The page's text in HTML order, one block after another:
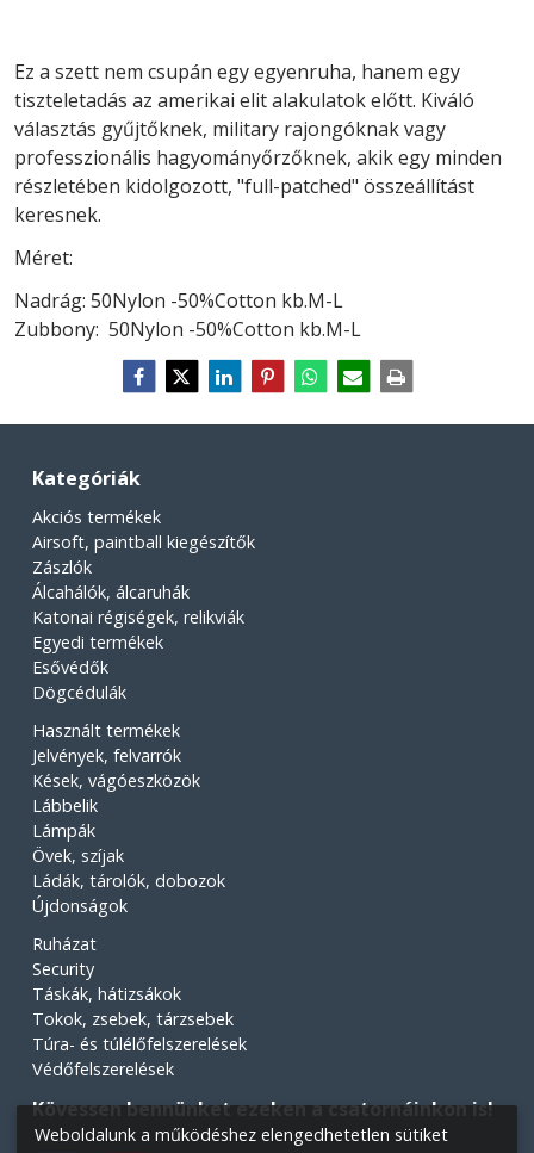
Ez a szett nem csupán egy egyenruha, hanem egy
tiszteletadás az amerikai elit alakulatok előtt. Kiváló
választás gyűjtőknek, military rajongóknak vagy
professzionális hagyományőrzőknek, akik egy minden
részletében kidolgozott, "full-patched" összeállítást
keresnek.
Méret:
Nadrág: 50Nylon -50%Cotton kb.M-L
Zubbony: 50Nylon -50%Cotton kb.M-L
Kategóriák
Akciós termékek
Airsoft, paintball kiegészítők
Zászlók
Álcahálók, álcaruhák
Katonai régiségek, relikviák
Egyedi termékek
Esővédők
Dögcédulák
Használt termékek
Jelvények, felvarrók
Kések, vágóeszközök
Lábbelik
Lámpák
Övek, szíjak
Ládák, tárolók, dobozok
Újdonságok
Ruházat
Security
Táskák, hátizsákok
Tokok, zsebek, tárzsebek
Túra- és túlélőfelszerelések
Védőfelszerelések
Kövessen bennünket ezeken a csatornáinkon is!
Weboldalunk a működéshez elengedhetetlen sütiket